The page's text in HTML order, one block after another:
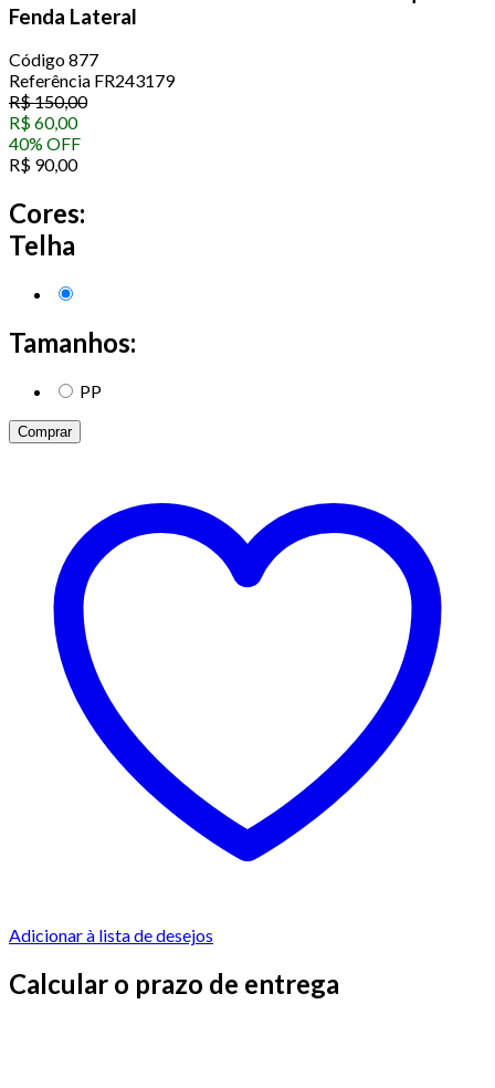
Fenda Lateral
Código877
Referência FR243179
R$150,00
R$60,00
40% OFF
R$ 90,00
Cores:
Telha
Tamanhos:
PP
Comprar
Adicionar à lista de desejos
Calcular o prazo de entrega